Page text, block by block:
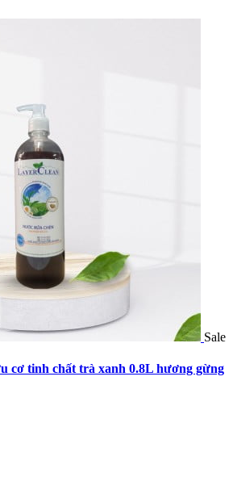
Sale
cơ tinh chất trà xanh 0.8L hương gừng